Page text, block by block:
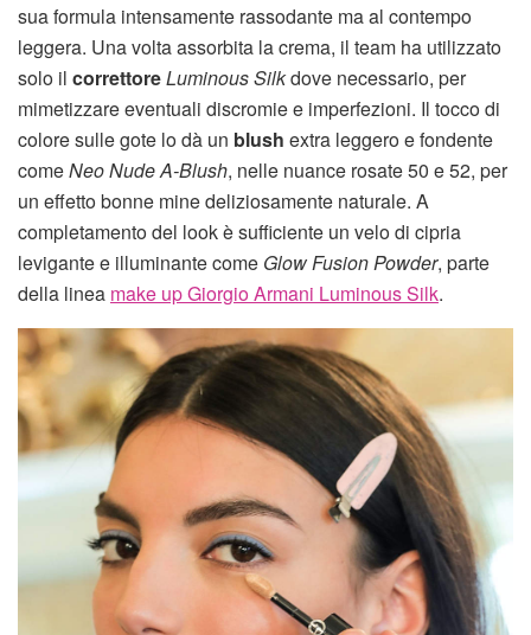
sua formula intensamente rassodante ma al contempo
leggera. Una volta assorbita la crema, il team ha utilizzato
solo il correttoreLuminous Silkdove necessario, per
mimetizzare eventuali discromie e imperfezioni. Il tocco di
colore sulle gote lo dà un blush extra leggero e fondente
comeNeo Nude A-Blush, nelle nuance rosate 50 e 52, per
un effetto bonne mine deliziosamente naturale. A
completamento del look è sufficiente un velo di cipria
levigante e illuminante come Glow Fusion Powder, parte
della linea make up Giorgio Armani Luminous Silk.